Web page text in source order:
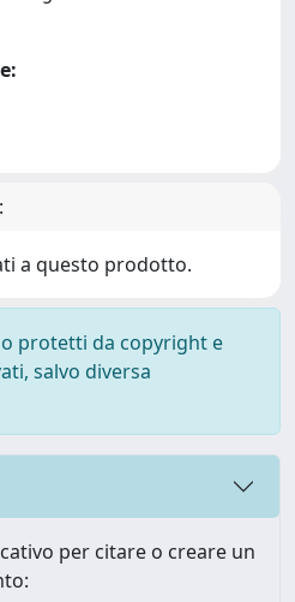
a questo prodotto.
protetti da copyright e
salvo diversa
per citare o creare un